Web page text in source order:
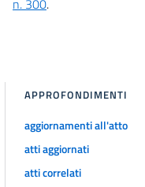
APPROFONDIMENTI
aggiornamenti all'atto
atti aggiornati
atti correlati